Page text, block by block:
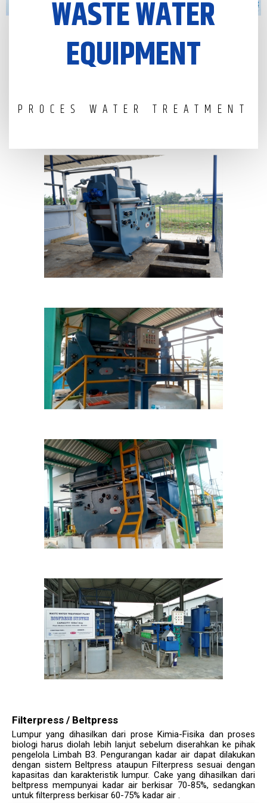
WASTE WATER
EQUIPMENT
PROCES WATER TREATMENT
Filterpress / Beltpress
Lumpur yang dihasilkan dari prose Kimia-Fisika dan proses
biologi harus diolah lebih lanjut sebelum diserahkan ke pihak
pengelola Limbah B3. Pengurangan kadar air dapat dilakukan
dengan sistem Beltpress ataupun Filterpress sesuai dengan
kapasitas dan karakteristik lumpur. Cake yang dihasilkan dari
beltpress mempunyai kadar air berkisar 70-85%, sedangkan
untuk filterpress berkisar 60-75% kadar air .